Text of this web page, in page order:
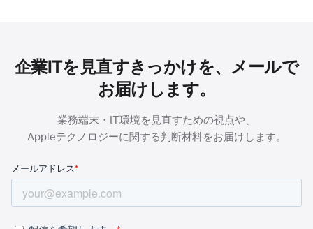
企業ITを見直すきっかけを、メールで
お届けします。
業務端末・IT環境を見直すための視点や、
Appleテクノロジーに関する判断材料をお届けします。